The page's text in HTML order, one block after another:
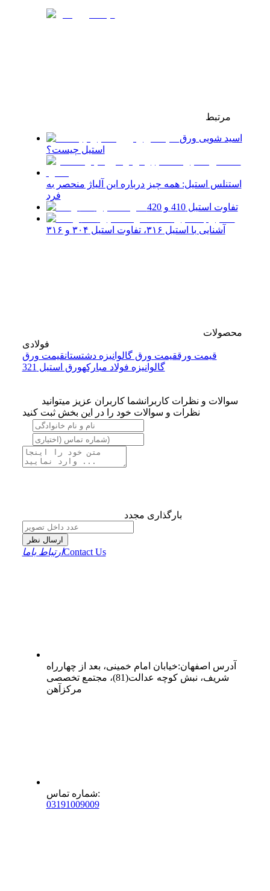
مرتبط
اسید شویی ورق
استیل چیست؟
استنلس استیل: همه‌ چیز درباره این آلیاژ منحصر به
فرد
تفاوت استیل 410 و 420
آشنایی با استیل ۳۱۶، تفاوت استیل ۳۰۴ و ۳۱۶
محصولات
فولادی
قیمت ورققیمت ورق گالوانیزه دشتستانقیمت ورق
گالوانیزه فولاد مبارکهورق استیل 321
سوالات و نظرات کاربرانشما کاربران عزیز میتوانید
نظرات و سوالات خود را در این بخش ثبت کنید
بارگذاری مجدد
ارسال نظر
ارتباط باماContact Us
آدرس اصفهان:خیابان امام خمینی، بعد از چهارراه
شریف، نبش کوچه عدالت(81)، مجتمع تخصصی
مرکزآهن
شماره تماس:
03191009009